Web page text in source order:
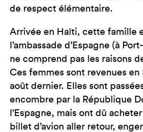
de respect élémentaire.
Arrivée en Haïti, cette famille
l’ambassade d’Espagne (à
ne comprend pas les raisons
Ces femmes sont revenues en
août dernier. Elles sont
encombre par la République
l’Espagne, mais ont dû
billet d’avion aller retour,